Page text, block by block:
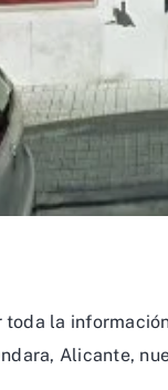
la
Alicante,